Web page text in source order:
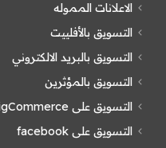
الاعلانات المموله
التسويق بالأفلييت
التسويق بالبريد الالكتروني
التسويق بالمؤثرين
التسويق على BigCommerce
التسويق على facebook